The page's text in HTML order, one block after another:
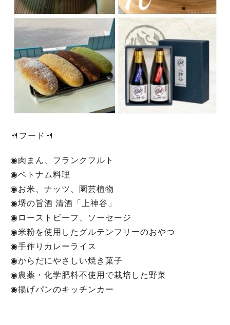
🍴フード🍴
◉肉まん、フランクフルト
◉ベトナム料理
◉お米、ナッツ、園芸植物
◉堺の旨酒 清酒「上神谷」
◉ローストビーフ、ソーセージ
◉米粉を使用したグルテンフリーのおやつ
◉手作りカレーライス
◉からだにやさしい焼き菓子
◉農薬・化学肥料不使用で栽培した野菜
◉揚げパンのキッチンカー